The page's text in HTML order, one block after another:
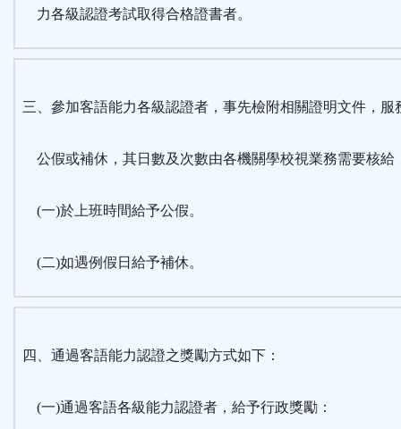
力各級認證考試取得合格證書者。
三、參加客語能力各級認證者，事先檢附相關證明文件，服
公假或補休，其日數及次數由各機關學校視業務需要核給
(一)於上班時間給予公假。
(二)如遇例假日給予補休。
四、通過客語能力認證之獎勵方式如下：
(一)通過客語各級能力認證者，給予行政獎勵：